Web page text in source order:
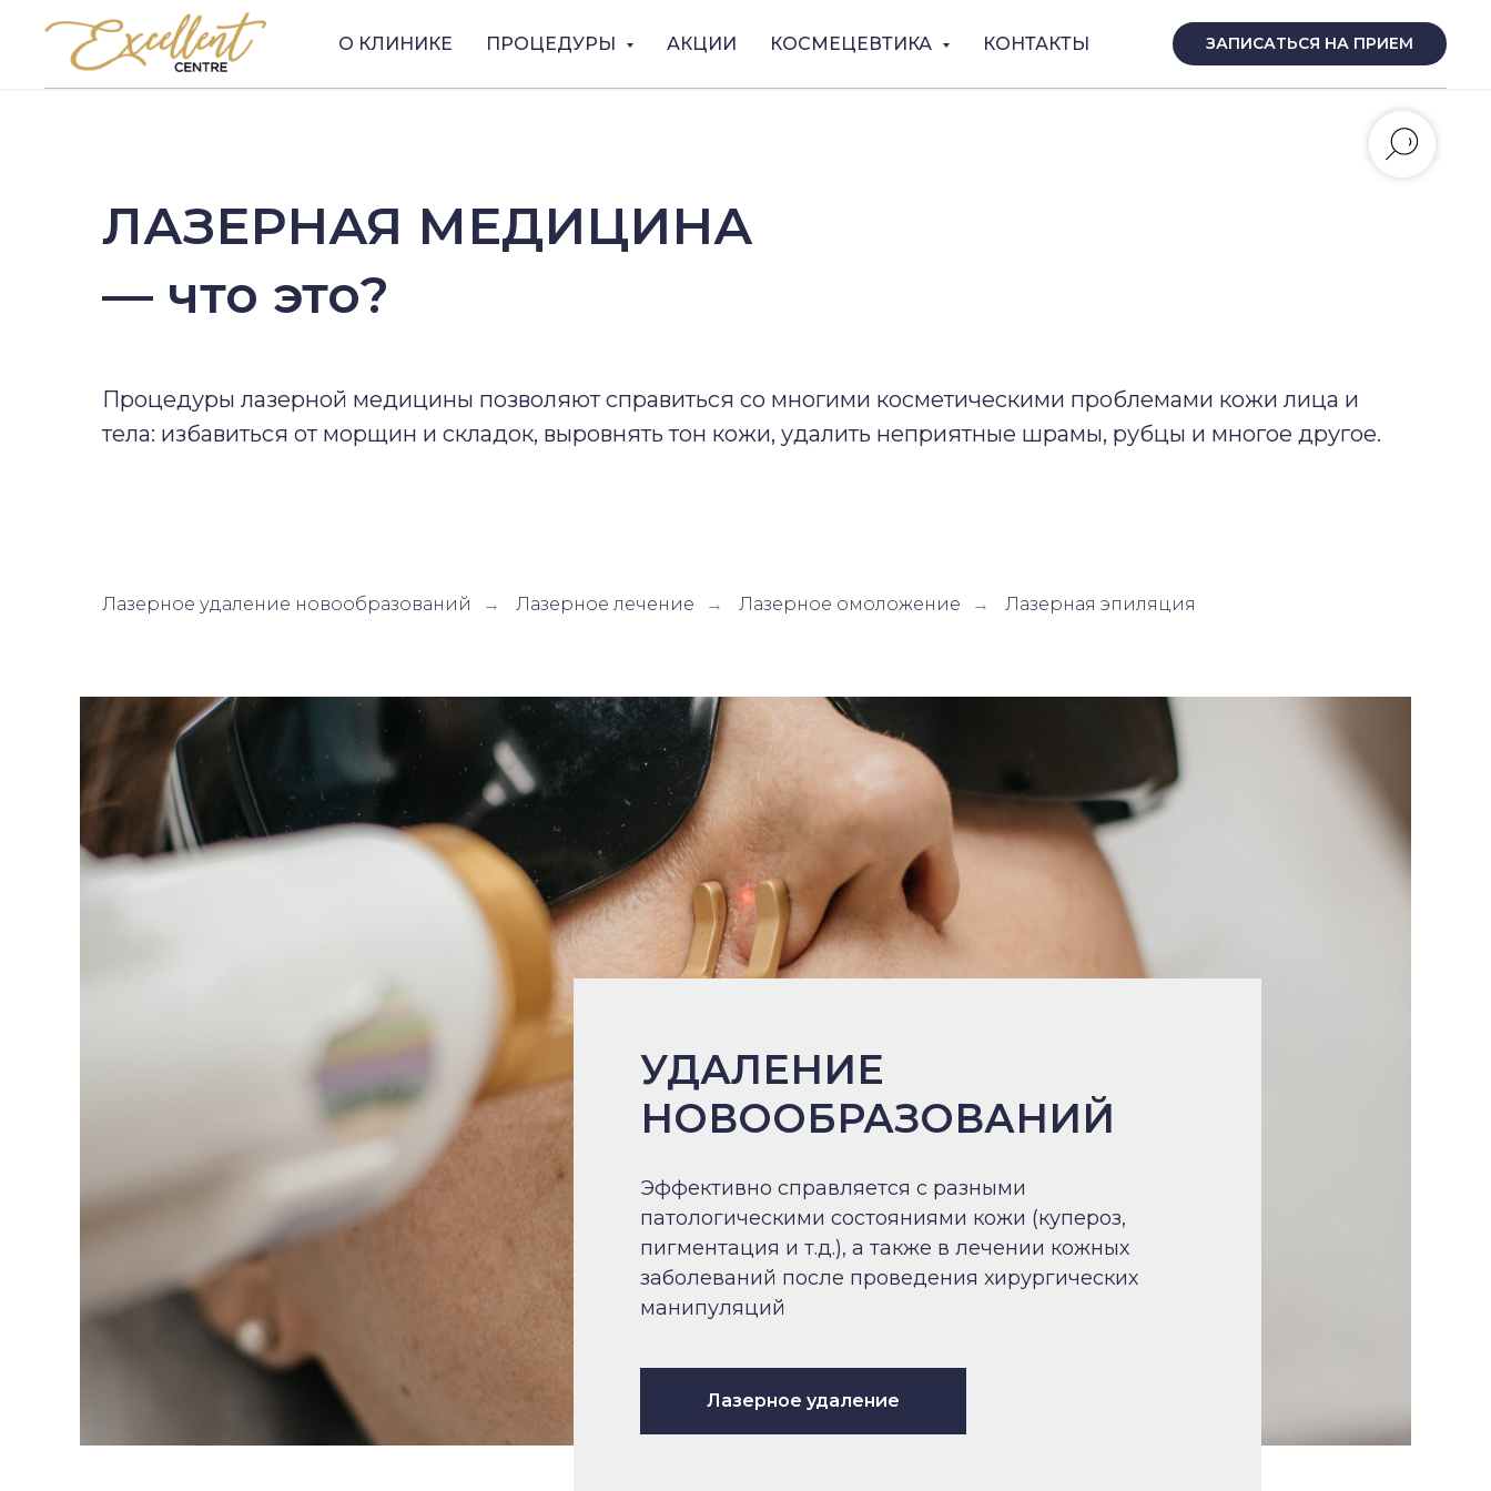
О КЛИНИКЕ ПРОЦЕДУРЫ АКЦИИ КОСМЕЦЕВТИКА КОНТАКТЫ ЗАПИСАТЬСЯ НА ПРИЕМ
ЛАЗЕРНАЯ МЕДИЦИНА
— что это?
Процедуры лазерной медицины позволяют справиться со многими косметическими проблемами кожи лица и
тела: избавиться от морщин и складок, выровнять тон кожи, удалить неприятные шрамы, рубцы и многое другое.
Лазерное удаление новообразований → Лазерное лечение → Лазерное омоложение → Лазерная эпиляция
УДАЛЕНИЕ
НОВООБРАЗОВАНИЙ
Эффективно справляется с разными
патологическими состояниями кожи (купероз,
пигментация и т.д.), а также в лечении кожных
заболеваний после проведения хирургических
манипуляций
Лазерное удаление